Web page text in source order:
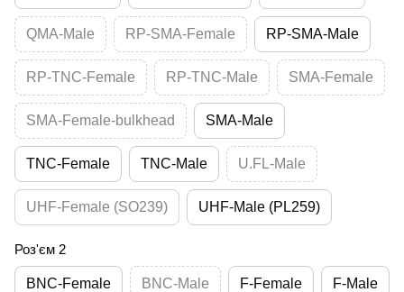
QMA-Male RP-SMA-Female RP-SMA-Male
RP-TNC-Female RP-TNC-Male SMA-Female
SMA-Female-bulkhead SMA-Male
TNC-Female TNC-Male U.FL-Male
UHF-Female (SO239) UHF-Male (PL259)
Роз'єм 2
BNC-Female BNC-Male F-Female F-Male